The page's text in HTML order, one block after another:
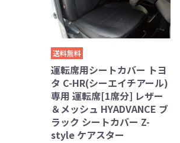
送料無料
運転席用シートカバー トヨ
タ C-HR(シーエイチアール)
専用 運転席[1席分] レザー
＆メッシュ HYADVANCE ブ
ラック シートカバー Z-
style ケアスター